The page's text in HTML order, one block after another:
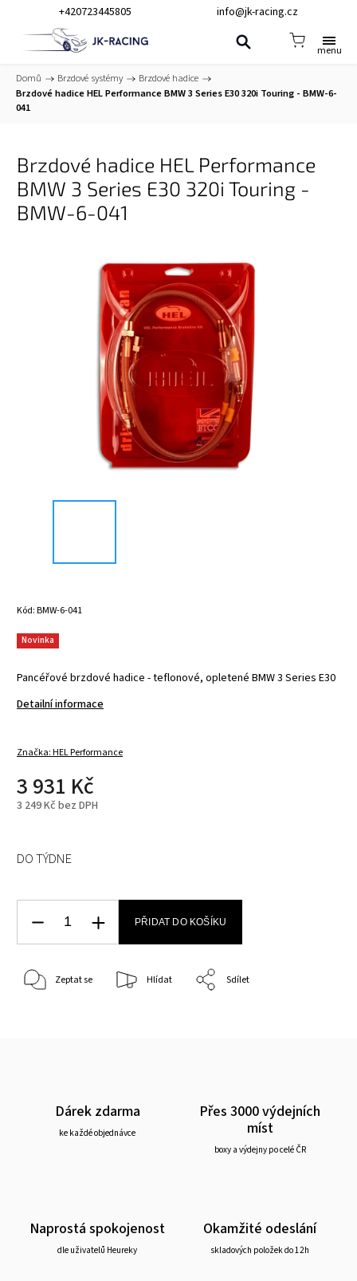
+420723445805 info@jk-racing.cz
Domů / Brzdové systémy / Brzdové hadice /
Brzdové hadice HEL Performance BMW 3 Series E30 320i Touring - BMW-6-
041
Brzdové hadice HEL Performance
BMW 3 Series E30 320i Touring -
BMW-6-041
Kód:BMW-6-041
Pancéřové brzdové hadice - teflonové, opletené BMW 3 Series E30
Detailní informace
Novinka
Značka:HEL Performance
3 931 Kč
3 249 Kč bez DPH
DO TÝDNE
PŘIDAT DO KOŠÍKU
Zeptat se Hlídat Sdílet
Dárek zdarma
ke každé objednávce
Přes 3000 výdejních
míst
boxy a výdejny po celé ČR
Naprostá spokojenost
dle uživatelů Heureky
Okamžité odeslání
skladových položek do 12h